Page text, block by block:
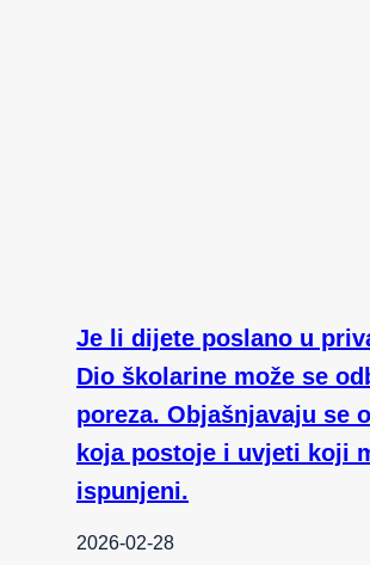
Je li dijete poslano u
Dio školarine može se
poreza. Objašnjavaju se
koja postoje i uvjeti koji
ispunjeni.
2026-02-28